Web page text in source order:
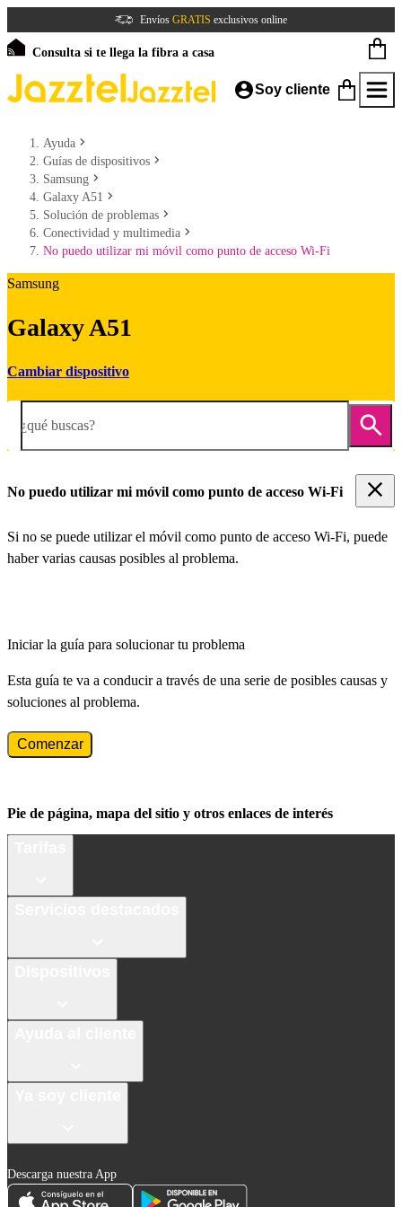
Envíos GRATIS exclusivos online
Consulta si te llega la fibra a casa
Soy cliente
Ayuda
Guías de dispositivos
Samsung
Galaxy A51
Solución de problemas
Conectividad y multimedia
No puedo utilizar mi móvil como punto de acceso Wi-Fi
Samsung
Galaxy A51
Cambiar dispositivo
¿qué buscas?
No puedo utilizar mi móvil como punto de acceso Wi-Fi
Si no se puede utilizar el móvil como punto de acceso Wi-Fi, puede
haber varias causas posibles al problema.
Iniciar la guía para solucionar tu problema
Esta guía te va a conducir a través de una serie de posibles causas y
soluciones al problema.
Comenzar
Pie de página, mapa del sitio y otros enlaces de interés
Descarga nuestra App